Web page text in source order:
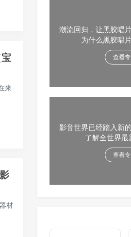
来
材
潮流回归，让黑胶唱
为什么黑胶唱
查看
影音世界已经踏入新
了解全世界最
查看